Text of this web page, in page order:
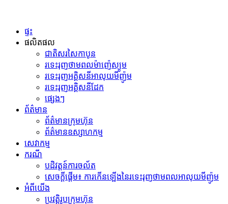
ផ្ទះ
ផលិតផល
ជាតិសរសៃកាបូន
រទេះរុញថាមពលម៉ាញ៉េស្យូម
រទេះរុញអគ្គិសនីអាលុយមីញ៉ូម
រទេះរុញអគ្គិសនីដែក
ផ្សេងៗ
ព័ត៌មាន
ព័ត៌មានក្រុមហ៊ុន
ព័ត៌មានឧស្សាហកម្ម
សេវាកម្ម
ករណី
បដិវត្តន៍​ការ​ចល័ត​
សេចក្តីផ្តើម៖ ការកើនឡើងនៃរទេះរុញថាមពលអាលុយមីញ៉ូម
អំពីយើង
ប្រវត្តិរូបក្រុមហ៊ុន